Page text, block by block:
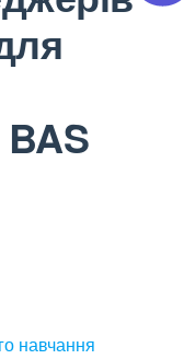
навчання